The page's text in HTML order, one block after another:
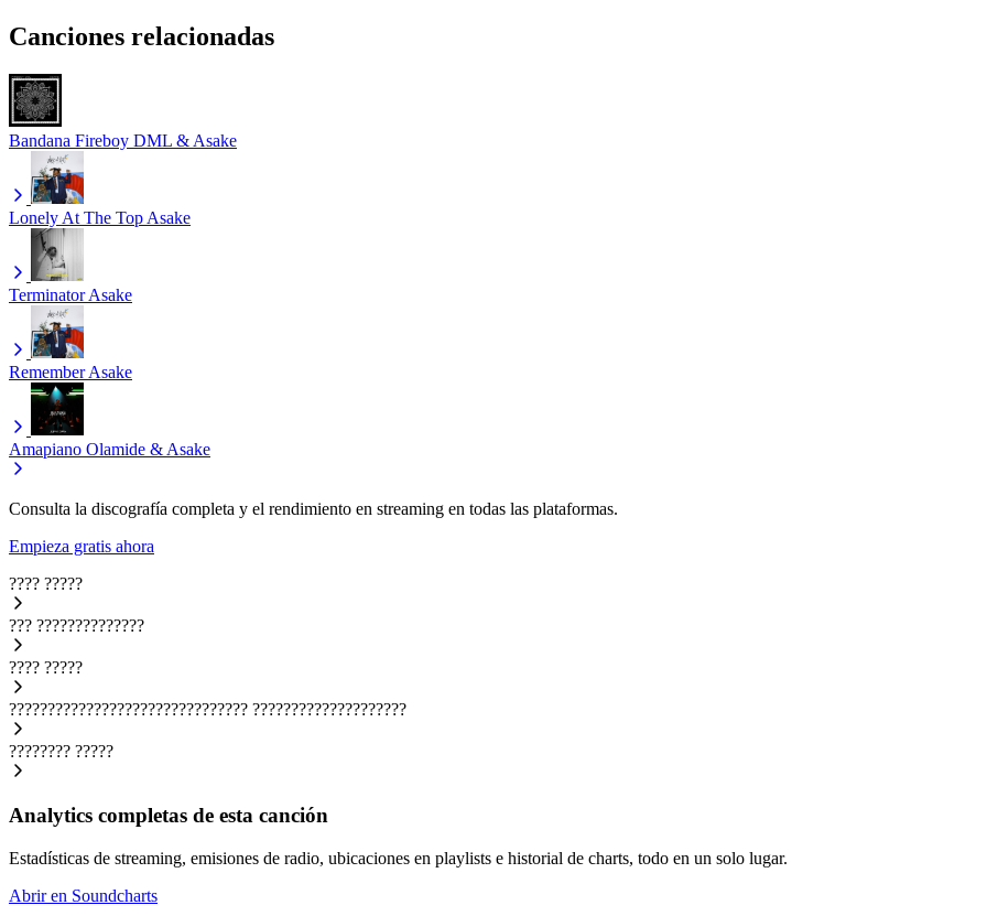
Canciones relacionadas
Bandana Fireboy DML & Asake
Lonely At The Top Asake
Terminator Asake
Remember Asake
Amapiano Olamide & Asake
Consulta la discografía completa y el rendimiento en streaming en todas las plataformas.
Empieza gratis ahora
???? ?????
??? ??????????????
???? ?????
??????????????????????????????? ????????????????????
???????? ?????
Analytics completas de esta canción
Estadísticas de streaming, emisiones de radio, ubicaciones en playlists e historial de charts, todo en un solo lugar.
Abrir en Soundcharts